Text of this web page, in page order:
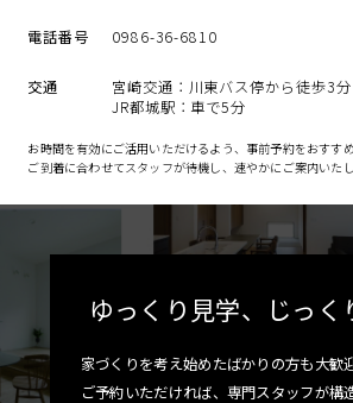
電話番号 0986-36-6810
交通
宮崎交通：川東バス停から徒歩3分
JR都城駅：車で5分
お時間を有効にご活用いただけるよう、事前予約をおすすめ
ご到着に合わせてスタッフが待機し、速やかにご案内いたし
ゆっくり見学、 じっく
家づくりを考え始めたばかりの方も大歓迎
ご予約いただければ、専門スタッフが構